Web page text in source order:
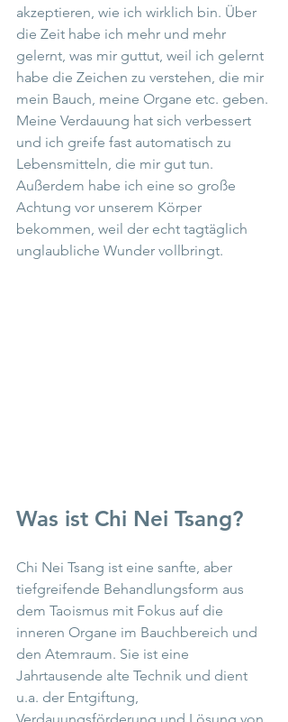
akzeptieren, wie ich wirklich bin. Über
die Zeit habe ich mehr und mehr
gelernt, was mir guttut, weil ich gelernt
habe die Zeichen zu verstehen, die mir
mein Bauch, meine Organe etc. geben.
Meine Verdauung hat sich verbessert
und ich greife fast automatisch zu
Lebensmitteln, die mir gut tun.
Außerdem habe ich eine so große
Achtung vor unserem Körper
bekommen, weil der echt tagtäglich
unglaubliche Wunder vollbringt.
Was ist Chi Nei Tsang?
Chi Nei Tsang ist eine sanfte, aber
tiefgreifende Behandlungsform aus
dem Taoismus mit Fokus auf die
inneren Organe im Bauchbereich und
den Atemraum. Sie ist eine
Jahrtausende alte Technik und dient
u.a. der Entgiftung,